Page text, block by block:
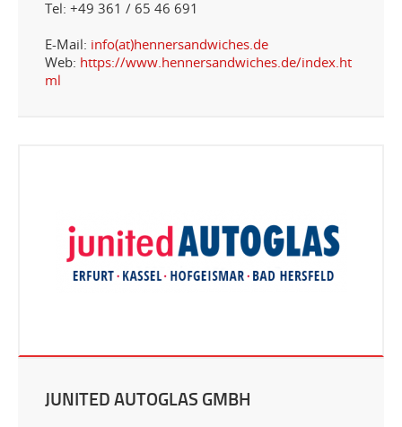
Tel: +49 361 / 65 46 691
E-Mail: info(at)hennersandwiches.de
Web: https://www.hennersandwiches.de/index.ht
ml
JUNITED AUTOGLAS GMBH